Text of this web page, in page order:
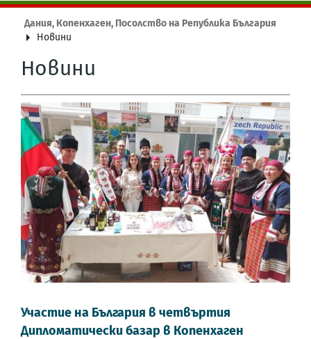
Дания, Копенхаген, Посолство на Република България
Новини
Новини
Участие на България в четвъртия
Дипломатически базар в Копенхаген